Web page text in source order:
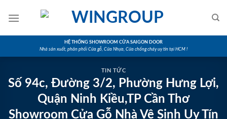
HỆ THỐNG SHOWROOM CỬA SAIGON DOOR
Nhà sản xuất, phân phối Cửa gỗ, Cửa Nhựa, Cửa chống cháy uy tín tại HCM !
TIN TỨC
Số 94c, Đường 3/2, Phường Hưng Lợi,
Quận Ninh Kiều,TP Cần Thơ
Showroom Cửa Gỗ Nhà Vệ Sinh Uy Tín